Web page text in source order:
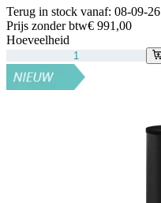
Terug in stock vanaf: 08-09-26
Prijs zonder btw€ 991,00
Hoeveelheid